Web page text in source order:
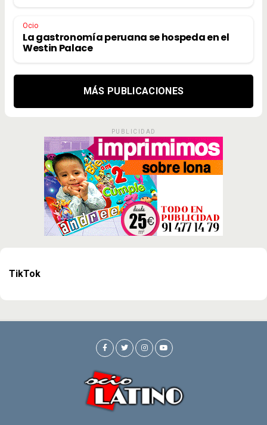
Ocio
La gastronomía peruana se hospeda en el
Westin Palace
MÁS PUBLICACIONES
PUBLICIDAD
TikTok